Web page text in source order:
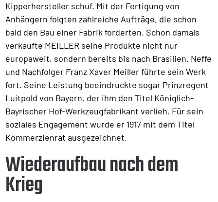
Kipperhersteller schuf. Mit der Fertigung von
Anhängern folgten zahlreiche Aufträge, die schon
bald den Bau einer Fabrik forderten. Schon damals
verkaufte MEILLER seine Produkte nicht nur
europaweit, sondern bereits bis nach Brasilien. Neffe
und Nachfolger Franz Xaver Meiller führte sein Werk
fort. Seine Leistung beeindruckte sogar Prinzregent
Luitpold von Bayern, der ihm den Titel Königlich-
Bayrischer Hof-Werkzeugfabrikant verlieh. Für sein
soziales Engagement wurde er 1917 mit dem Titel
Kommerzienrat ausgezeichnet.
Wiederaufbau nach dem
Krieg